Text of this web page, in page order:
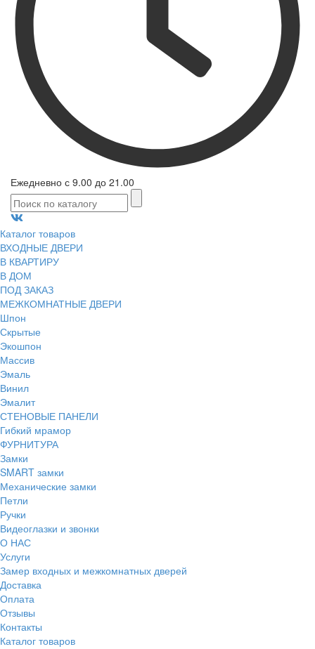
Ежедневно с 9.00 до 21.00
Каталог товаров
ВХОДНЫЕ ДВЕРИ
В КВАРТИРУ
В ДОМ
ПОД ЗАКАЗ
МЕЖКОМНАТНЫЕ ДВЕРИ
Шпон
Скрытые
Экошпон
Массив
Эмаль
Винил
Эмалит
СТЕНОВЫЕ ПАНЕЛИ
Гибкий мрамор
ФУРНИТУРА
Замки
SMART замки
Механические замки
Петли
Ручки
Видеоглазки и звонки
О НАС
Услуги
Замер входных и межкомнатных дверей
Доставка
Оплата
Отзывы
Контакты
Каталог товаров